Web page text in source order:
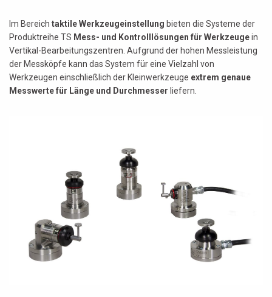
Im Bereich taktile Werkzeugeinstellung bieten die Systeme der
Produktreihe TS Mess- und Kontrolllösungen für Werkzeugein
Vertikal-Bearbeitungszentren. Aufgrund der hohen Messleistung
der Messköpfe kann das System für eine Vielzahl von
Werkzeugen einschließlich der Kleinwerkzeuge extrem genaue
Messwerte für Länge und Durchmesser liefern.
한국어 (Korean)
Wenn Sie noch nicht registriert sind, können Sie dies jetzt tun.
Hier klicken!